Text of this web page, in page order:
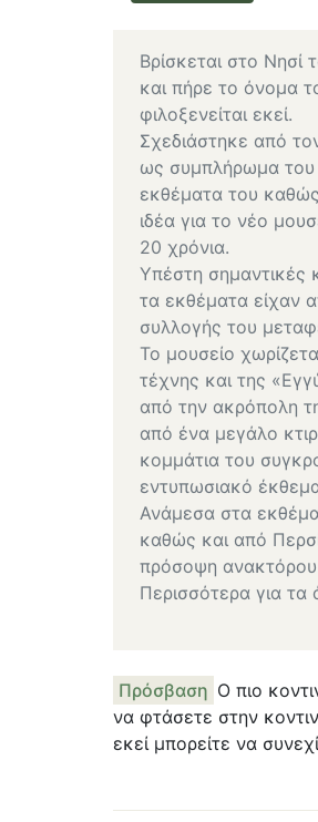
Βρίσκεται στο Νησί
και πήρε το όνομα
φιλοξενείται εκεί.
Σχεδιάστηκε από
ως συμπλήρωμα του
εκθέματα του
ιδέα για το νέο
20 χρόνια.
Υπέστη
τα εκθέματα είχαν
συλλογής του
Το μουσείο
τέχνης και της
από την ακρόπολη
από ένα μεγάλο
κομμάτια του
εντυπωσιακό
Ανάμεσα στα
καθώς και από
πρόσοψη ανακτόρου
Περισσότερα για τα
Πρόσβαση Ο πιο
να φτάσετε στην
εκεί μπορείτε να